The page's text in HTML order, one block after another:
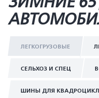
ЛЕГКОГРУЗОВЫЕ
СЕЛЬХОЗ И СПЕЦ
ШИНЫ ДЛЯ